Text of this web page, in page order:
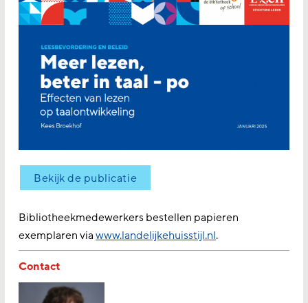
Bekijk de publicatie
Bibliotheekmedewerkers bestellen papieren
exemplaren viawww.landelijkehuisstijl.nl.
Contact